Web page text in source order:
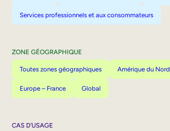
Services professionnels et aux consommateurs
ZONE GÉOGRAPHIQUE
Toutes zones géographiques Amérique du Nord
Europe – France Global
CAS D’USAGE